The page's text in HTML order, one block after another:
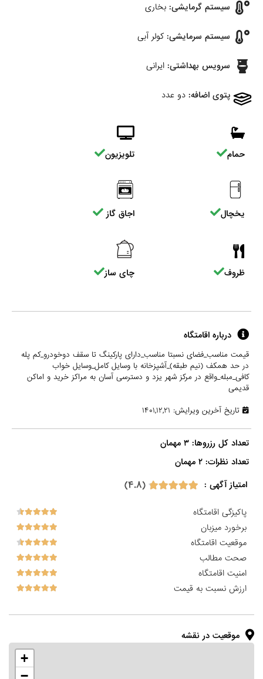
سیستم گرمایشی: بخاری
سیستم سرمایشی: کولر آبی
سرویس بهداشتی: ایرانی
پتوی اضافه: دو عدد
حمام تلویزیون
یخچال اجاق گاز
ظروف چای ساز
درباره اقامتگاه
قیمت مناسب_فضای نسبتا مناسب_دارای پارکینگ تا سقف دو‌خودرو_کم پله
در حد همکف (نیم طبقه)_آشپزخانه با وسایل کامل_وسایل خواب
کافی_مبله_واقع در مرکز شهر یزد و دسترسی آسان به مراکز خرید و اماکن
قدیمی
تاریخ آخرین ویرایش: ۱۴۰۱,۱۲,۲۱
تعداد کل رزروها: ۳ مهمان
تعداد نظرات: ۲ مهمان
امتیاز آگهی :
(۴.۸)
پاکیزگی اقامتگاه
برخورد میزبان
موقعیت اقامتگاه
صحت مطالب
امنیت اقامتگاه
ارزش نسبت به قیمت
موقعیت در نقشه
+
−